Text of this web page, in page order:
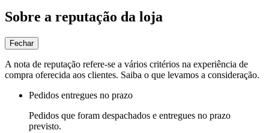
Sobre a reputação da loja
Fechar
A nota de reputação refere-se a vários critérios na experiência de
compra oferecida aos clientes. Saiba o que levamos a consideração.
Pedidos entregues no prazo
Pedidos que foram despachados e entregues no prazo
previsto.